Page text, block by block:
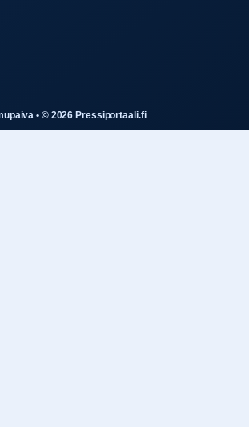
• © 2026 Pressiportaali.fi